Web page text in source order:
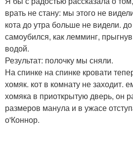
врать не стану: мы этого не
кота до утра больше не видели.
самоубился, как лемминг,
водой.
Результат: полочку мы сняли.
На спинке на спинке кровати
хомяк. кот в комнату не заходит.
хомяка в приоткрытую дверь, он
размеров манула и в ужасе
о'Коннор.